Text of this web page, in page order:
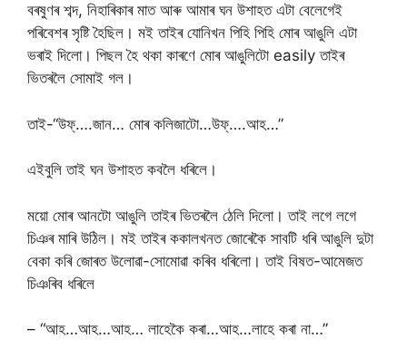
বৰষুণৰ শব্দ, নিহাৰিকাৰ মাত আৰু আমাৰ ঘন উশাহত এটা বেলেগেই
পৰিবেশৰ সৃষ্টি হৈছিল। মই তাইৰ যোনিখন পিহি পিহি মোৰ আঙুলি এটা
ভৰাই দিলো। পিছল হৈ থকা কাৰণে মোৰ আঙুলিটো easily তাইৰ
ভিতৰলৈ সোমাই গল।
তাই-“উফ্….জান… মোৰ কলিজাটো…উফ্….আহ…”
এইবুলি তাই ঘন উশাহত কবলৈ ধৰিলে।
ময়ো মোৰ আনটো আঙুলি তাইৰ ভিতৰলৈ ঠেলি দিলো। তাই লগে লগে
চিঞৰ মাৰি উঠিল। মই তাইৰ ককালখনত জোৰেকৈ সাবটি ধৰি আঙুলি দুটা
বেকা কৰি জোৰত উলোৱা-সোমোৱা কৰিব ধৰিলো। তাই বিষত-আমেজত
চিঞৰিব ধৰিলে
– “আহ…আহ…আহ… লাহেকৈ কৰা…আহ…লাহে কৰা না…”